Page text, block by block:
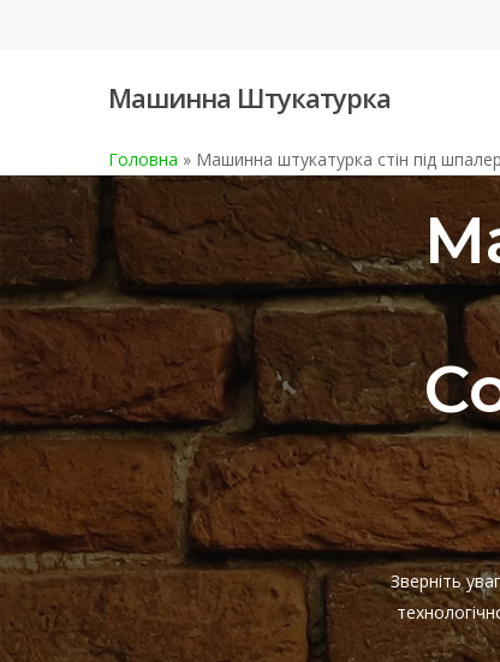
Машинна Штукатурка
Головна » Машинна штукатурка стін під
Зверніть